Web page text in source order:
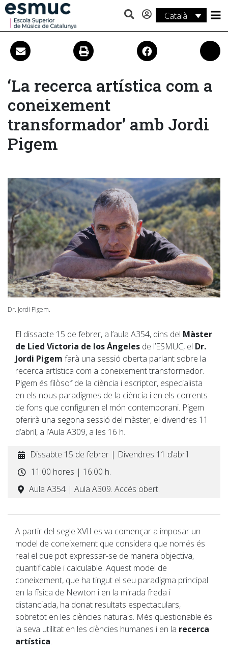
Català
Estudis
Recerca
Activitats
‘La recerca artística com a
coneixement
transformador’ amb Jordi
Pigem
Dr. Jordi Pigem.
El dissabte 15 de febrer, a l’aula A354, dins del Màster
de Lied Victoria de los Ángeles de l’ESMUC, el Dr.
Jordi Pigem farà una sessió oberta parlant sobre la
recerca artística com a coneixement transformador.
Pigem és filòsof de la ciència i escriptor, especialista
en els nous paradigmes de la ciència i en els corrents
de fons que configuren el món contemporani. Pigem
oferirà una segona sessió del màster, el divendres 11
d’abril, a l’Aula A309, a les 16 h.
Dissabte 15 de febrer | Divendres 11 d’abril.
11:00 hores | 16:00 h.
Aula A354 | Aula A309. Accés obert.
A partir del segle XVII es va començar a imposar un
model de coneixement que considera que només és
real el que pot expressar-se de manera objectiva,
quantificable i calculable. Aquest model de
coneixement, que ha tingut el seu paradigma principal
en la física de Newton i en la mirada freda i
distanciada, ha donat resultats espectaculars,
sobretot en les ciències naturals. Més qüestionable és
la seva utilitat en les ciències humanes i en la recerca
artística.